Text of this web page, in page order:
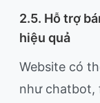
2.5. Hỗ trợ
hiệu quả
Website có
như chatbot,